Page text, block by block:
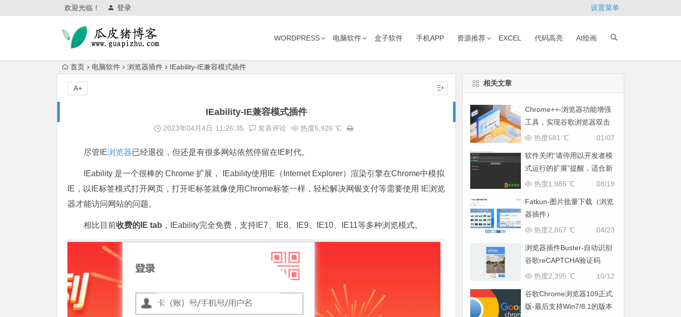
欢迎光临！ 登录 设置菜单
WORDPRESS 电脑软件 盒子软件 手机APP 资源推荐 EXCEL 代码高亮 AI绘画
首页 电脑软件 浏览器插件 IEability-IE兼容模式插件
IEability-IE兼容模式插件
2023年04月4日 11:26:35 发表评论 热度5,926 ℃
尽管IE浏览器已经退役，但还是有很多网站依然停留在IE时代。
IEability 是一个很棒的 Chrome 扩展， IEability使用IE（Internet Explorer）渲染引擎在Chrome中模拟
IE，以IE标签模式打开网页，打开IE标签就像使用Chrome标签一样，轻松解决网银支付等需要使用 IE浏览
器才能访问网站的问题。
相比目前收费的IE tab ，IEability完全免费，支持IE7、IE8、IE9、IE10、IE11等多种浏览模式。
A+
相关文章
Chrome++-浏览器功能增强
工具，实现谷歌浏览器双击
关闭标签页
01/07
热度681 ℃
软件关闭“请停用以开发者模
式运行的扩展”提醒，适合新
手小白
08/19
热度1,985 ℃
Fatkun-图片批量下载（浏览
器插件）
04/23
热度2,867 ℃
浏览器插件Buster-自动识别
谷歌reCAPTCHA验证码
10/12
热度2,395 ℃
谷歌Chrome浏览器109正式
版-最后支持Win7/8.1的版本